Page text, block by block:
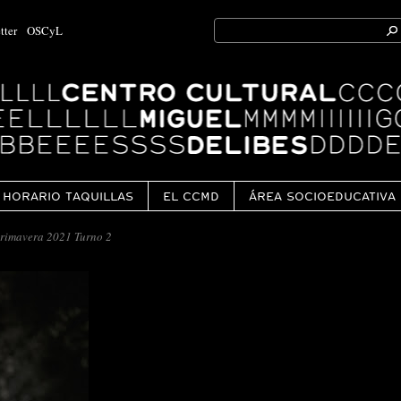
OSCyL
Search
for:
HORARIO TAQUILLAS EL CCMD ÁREA SOCIOEDUCATIVA
2021 Turno 2